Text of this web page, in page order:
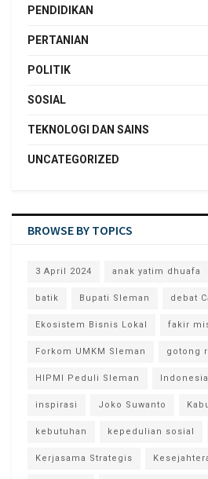
PENDIDIKAN
PERTANIAN
POLITIK
SOSIAL
TEKNOLOGI DAN SAINS
UNCATEGORIZED
BROWSE BY TOPICS
3 April 2024 anak yatim dhuafa
batik Bupati Sleman debat
Ekosistem Bisnis Lokal fakir
Forkom UMKM Sleman gotong
HIPMI Peduli Sleman
inspirasi Joko Suwanto
kebutuhan kepedulian sosial
Kerjasama Strategis